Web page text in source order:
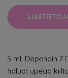
5 ml, Dependin 7
haluat upeaa